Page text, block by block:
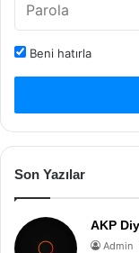
Beni hatırla
Son Yazılar
AKP
Admin